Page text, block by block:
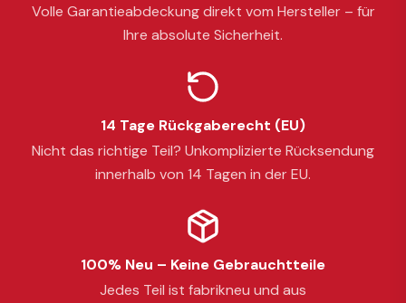
Volle Garantieabdeckung direkt vom Hersteller – für
Ihre absolute Sicherheit.
14 Tage Rückgaberecht (EU)
Nicht das richtige Teil? Unkomplizierte Rücksendung
innerhalb von 14 Tagen in der EU.
100% Neu – Keine Gebrauchtteile
Jedes Teil ist fabrikneu und aus